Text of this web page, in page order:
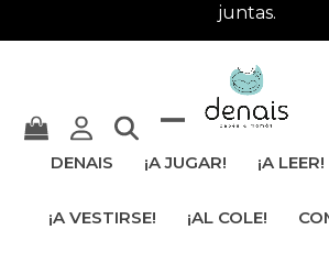
juntas.
ocultar
móvil
DENAIS ¡A JUGAR! ¡A LEER!
¡A VESTIRSE! ¡AL COLE!